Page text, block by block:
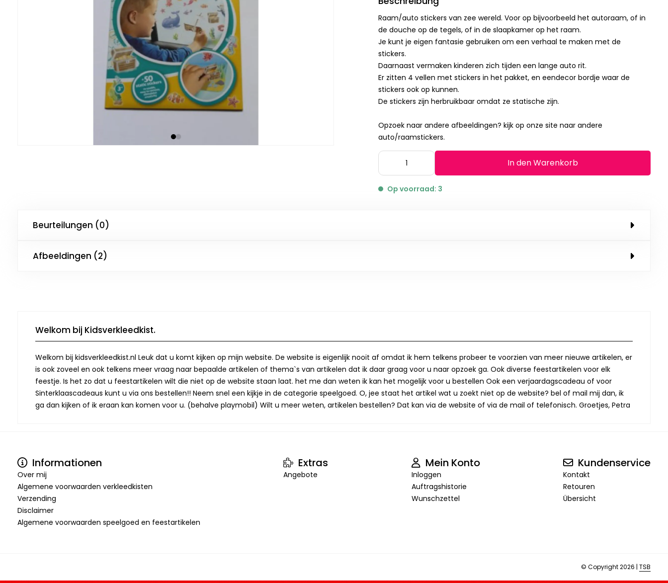
Raam/auto stickers van zee wereld. Voor op bijvoorbeeld het autoraam, of in
de douche op de tegels, of in de slaapkamer op het raam.
Je kunt je eigen fantasie gebruiken om een verhaal te maken met de
stickers.
Daarnaast vermaken kinderen zich tijden een lange auto rit.
Er zitten 4 vellen met stickers in het pakket, en eendecor bordje waar de
stickers ook op kunnen.
De stickers zijn herbruikbaar omdat ze statische zijn.
Opzoek naar andere afbeeldingen? kijk op onze site naar andere
auto/raamstickers.
In den Warenkorb
Op voorraad: 3
Beurteilungen (0)
Afbeeldingen (2)
Welkom bij Kidsverkleedkist.
Welkom bij kidsverkleedkist.nl Leuk dat u komt kijken op mijn website. De website is eigenlijk nooit af omdat ik hem telkens probeer te voorzien van meer nieuwe artikelen, er
is ook zoveel en ook telkens meer vraag naar bepaalde artikelen of thema`s van artikelen dat ik daar graag voor u naar opzoek ga. Ook diverse feestartikelen voor elk
feestje. Is het zo dat u feestartikelen wilt die niet op de website staan laat. het me dan weten ik kan het mogelijk voor u bestellen Ook een verjaardagscadeau of voor
Sinterklaascadeaus kunt u via ons bestellen!! Neem snel een kijkje in de categorie speelgoed. O, jee staat het artikel wat u zoekt niet op de website? bel of mail mij dan, ik
ga dan kijken of ik eraan kan komen voor u. (behalve playmobil) Wilt u meer weten, artikelen bestellen? Dat kan via de website of via de mail of telefonisch. Groetjes, Petra
Informationen
Over mij
Algemene voorwaarden verkleedkisten
Verzending
Disclaimer
Algemene voorwaarden speelgoed en feestartikelen
Extras
Angebote
Mein Konto
Inloggen
Auftragshistorie
Wunschzettel
Kundenservice
Kontakt
Retouren
Übersicht
© Copyright 2026 | TSB